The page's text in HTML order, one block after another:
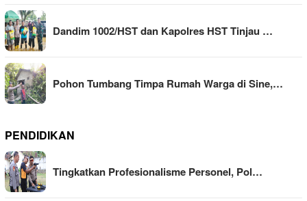
Dandim 1002/HST dan Kapolres HST Tinjau …
Pohon Tumbang Timpa Rumah Warga di Sine,…
PENDIDIKAN
Tingkatkan Profesionalisme Personel, Pol…